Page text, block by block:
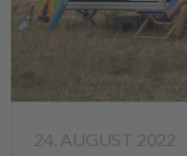
24. AUGUST 2022